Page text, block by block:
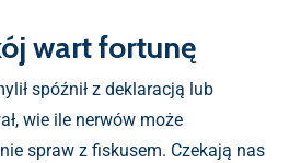
wart fortunę
spóźnił z deklaracją lub
wie ile nerwów może
spraw z fiskusem. Czekają nas